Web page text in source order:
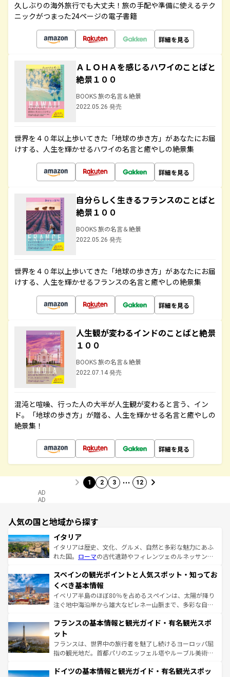
久しぶりの海外旅行でも大丈夫！旅の手配や準備に使えるテク
ニックがつまった24ページの電子書籍
詳細を見る
ＡＬＯＨＡを感じるハワイのことばと
絶景１００
BOOKS 旅の名言＆絶景
2022.05.26 発売
世界を４０年以上歩いてきた「地球の歩き方」があなたにお届
けする、人生を輝かせるハワイの名言と癒やしの絶景集
詳細を見る
自分らしく生きるフランスのことばと
絶景１００
BOOKS 旅の名言＆絶景
2022.05.26 発売
世界を４０年以上歩いてきた「地球の歩き方」があなたにお届
けする、人生を輝かせるフランスの名言と癒やしの絶景集
詳細を見る
人生観が変わるインドのことばと絶景
１００
BOOKS 旅の名言＆絶景
2022.07.14 発売
混沌と喧噪、行った人の大半が人生観が変わると言う、イン
ド。「地球の歩き方」が贈る、人生を輝かせる名言と癒やしの
絶景集！
詳細を見る
1 2 3 … 12
AD
AD
人気の国と地域から探す
イタリア
イタリアは歴史、文化、グルメ、自然と多彩な魅力にあふ
れた国。 ローマの古代遺跡やフィレンツェのルネッサンス
ろん、トスカーナの美しい田園風景やアマルフィ海岸の絶
景など、自然景観も見逃せない。観光の合間には、本場の
ピザやパスタなど、絶品のイタリア料理を堪能することも
できる。朝目覚めてから夜眠るまで、すべての瞬間を楽し
なお、新着のイタリア情報はコンテンツ一覧を参照してほ
しい。
スペインの観光ポイントと人気スポット・知ってお
くべき基本情報
イベリア半島のほぼ80％を占めるスペインは、太陽が降り
注ぐ地中海沿岸から雄大なピレネー山脈まで、多彩な自然
文化が根付くこの国では、情熱的なフラメンコ、熱気あふ
れる闘牛、そして美味しいタパスが生活の一部となってい
る。首都マドリードの洗練された雰囲気や、バルセロナの
アートに溢れた街角から、地方では古代ローマ遺跡や中世
せる。地方によって風土や気候が異なるスペインはその個
フランスの基本情報と観光ガイド・有名観光スポ
ット
フランスは、世界中の旅行者を魅了し続けるヨーロッパ屈
指の観光地だ。首都パリのエッフェル塔やルーブル美術館
で、幅広い魅力が詰まっている。華麗な宮殿、歴史的な大
ドイツの基本情報と観光ガイド・有名観光スポッ